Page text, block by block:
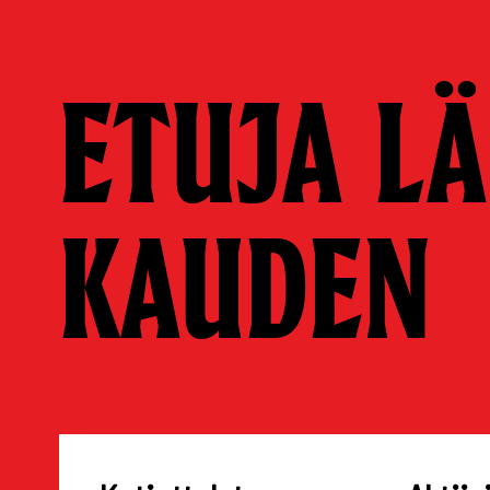
ETUJA
KAUDEN